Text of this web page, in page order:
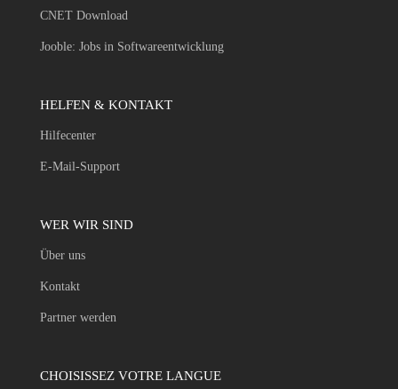
CNET Download
Jooble: Jobs in Softwareentwicklung
HELFEN & KONTAKT
Hilfecenter
E-Mail-Support
WER WIR SIND
Über uns
Kontakt
Partner werden
CHOISISSEZ VOTRE LANGUE